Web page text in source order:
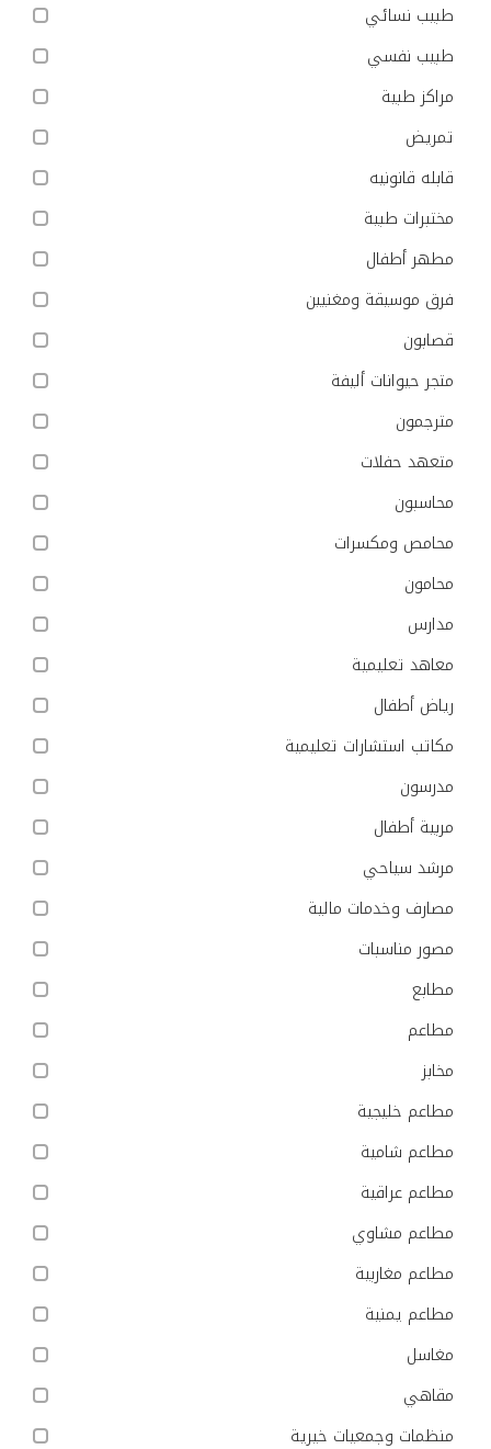
طبيب نسائي
طبيب نفسي
مراكز طبية
تمريض
قابله قانونيه
مختبرات طبية
مطهر أطفال
فرق موسيقة ومغنيين
قصابون
متجر حيوانات أليفة
مترجمون
متعهد حفلات
محاسبون
محامص ومكسرات
محامون
مدارس
معاهد تعليمية
رياض أطفال
مكاتب استشارات تعليمية
مدرسون
مربية أطفال
مرشد سياحي
مصارف وخدمات مالية
مصور مناسبات
مطابع
مطاعم
مخابز
مطاعم خليجية
مطاعم شامية
مطاعم عراقية
مطاعم مشاوي
مطاعم مغاربية
مطاعم يمنية
مغاسل
مقاهي
منظمات وجمعيات خيرية